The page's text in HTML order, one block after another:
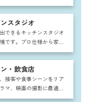
わせる間取りが揃い、広
用できます。一人暮らし
現でき、都市部での暮ら
な魅力です。
スタジオ
できるキッチンスタジオ
です。プロ仕様から家庭
告、CM撮影に幅広く利
た空間で、料理番組やレ
ど多彩なシーンに活用で
・飲食店
接客や食事シーンをリア
マ、映画の撮影に最適で
室など多彩な空間を活用